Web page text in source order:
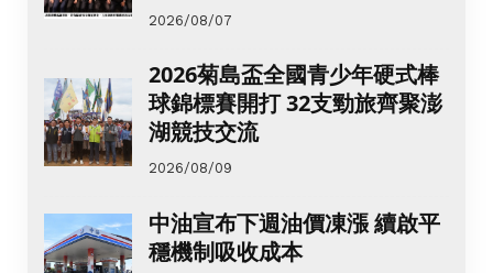
2026/08/07
2026菊島盃全國青少年硬式棒
球錦標賽開打 32支勁旅齊聚澎
湖競技交流
2026/08/09
中油宣布下週油價凍漲 續啟平
穩機制吸收成本